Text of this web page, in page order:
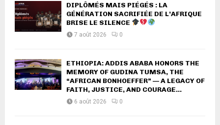
DIPLÔMÉS MAIS PIÉGÉS : LA
GÉNÉRATION SACRIFIÉE DE L’AFRIQUE
BRISE LE SILENCE
7 août 2026 0
ETHIOPIA: ADDIS ABABA HONORS THE
MEMORY OF GUDINA TUMSA, THE
“AFRICAN BONHOEFFER” — A LEGACY OF
FAITH, JUSTICE, AND COURAGE...
6 août 2026 0